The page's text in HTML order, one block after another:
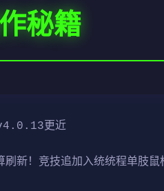
秘籍
更近
新！竞技追加入统统程单肢鼠